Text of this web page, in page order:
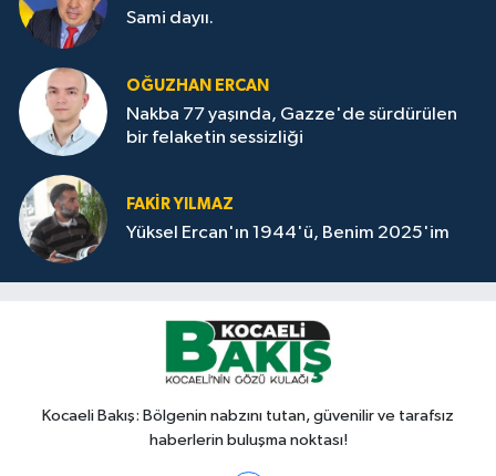
Sami dayıı.
OĞUZHAN ERCAN
Nakba 77 yaşında, Gazze'de sürdürülen
bir felaketin sessizliği
FAKİR YILMAZ
Yüksel Ercan'ın 1944'ü, Benim 2025'im
Kocaeli Bakış: Bölgenin nabzını tutan, güvenilir ve tarafsız
haberlerin buluşma noktası!